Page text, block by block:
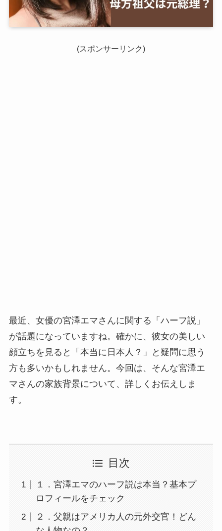
(スポンサーリンク)
最近、女優の宮澤エマさんに関する「ハーフ説」
が話題になっていますね。確かに、彼女の美しい
顔立ちを見ると「本当に日本人？」と疑問に思う
方も多いかもしれません。今回は、そんな宮澤エ
マさんの家族背景について、詳しくお伝えしま
す。
目次
１．宮澤エマのハーフ説は本当？基本プ
ロフィールをチェック
２．父親はアメリカ人の元外交官！どん